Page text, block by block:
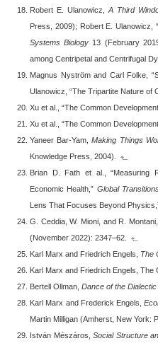
Robert E. Ulanowicz,A Third
Press, 2009); Robert E. Ulanowicz,
Systems Biology 13 (February
among Centripetal and Centrifugal
Magnus Nyström and Carl Folke,
Ulanowicz, “The Tripartite Nature of
Xu et al., “The Common
Xu et al., “The Common
Yaneer Bar-Yam,Making Things
Knowledge Press, 2004).
Brian D. Fath et al., “Measuring
Economic Health,” Global
Lens That Focuses Beyond
G. Ceddia, W. Mioni, and R.
(November 2022): 2347–62.
Karl Marx and Friedrich Engels, The
Karl Marx and Friedrich Engels,
Bertell Ollman, Dance of the Dialectic
Karl Marx and Frederick Engels,
Martin Milligan (Amherst, New York:
István Mészáros,Social Structure